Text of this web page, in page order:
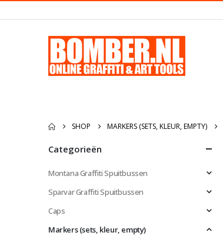
SHOP MARKERS (SETS, KLEUR, EMPTY)
Categorieën
Montana Graffiti Spuitbussen
Sparvar Graffiti Spuitbussen
Caps
Markers (sets, kleur, empty)